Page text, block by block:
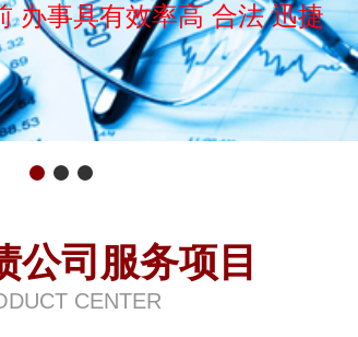
办事具有效率高 合法 迅捷
公司服务项目
CENTER